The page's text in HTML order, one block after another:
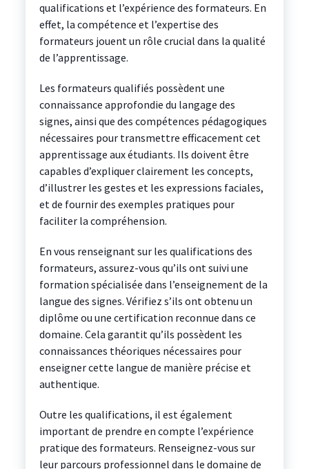
qualifications et l’expérience des formateurs. En
effet, la compétence et l’expertise des
formateurs jouent un rôle crucial dans la qualité
de l’apprentissage.
Les formateurs qualifiés possèdent une
connaissance approfondie du langage des
signes, ainsi que des compétences pédagogiques
nécessaires pour transmettre efficacement cet
apprentissage aux étudiants. Ils doivent être
capables d’expliquer clairement les concepts,
d’illustrer les gestes et les expressions faciales,
et de fournir des exemples pratiques pour
faciliter la compréhension.
En vous renseignant sur les qualifications des
formateurs, assurez-vous qu’ils ont suivi une
formation spécialisée dans l’enseignement de la
langue des signes. Vérifiez s’ils ont obtenu un
diplôme ou une certification reconnue dans ce
domaine. Cela garantit qu’ils possèdent les
connaissances théoriques nécessaires pour
enseigner cette langue de manière précise et
authentique.
Outre les qualifications, il est également
important de prendre en compte l’expérience
pratique des formateurs. Renseignez-vous sur
leur parcours professionnel dans le domaine de